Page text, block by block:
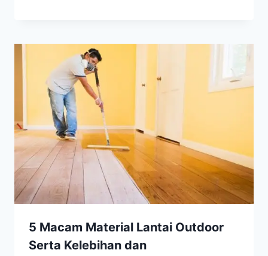
5 Macam Material Lantai Outdoor
Serta Kelebihan dan